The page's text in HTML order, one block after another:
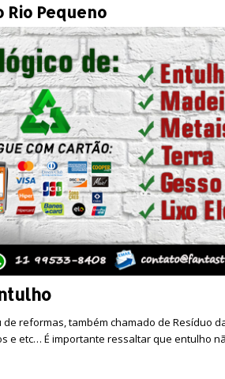
Rio Pequeno
reformas, também chamado de Resíduo
e etc… É importante ressaltar que entulho